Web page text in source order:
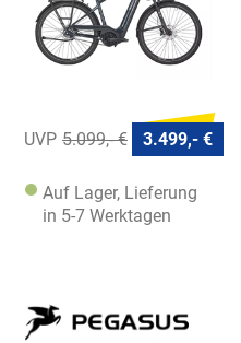
5.099,- € 3.499,- €
Auf Lager, Lieferung
in 5-7 Werktagen